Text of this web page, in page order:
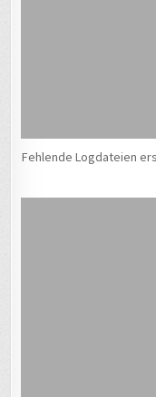
Fehlende Logdateien